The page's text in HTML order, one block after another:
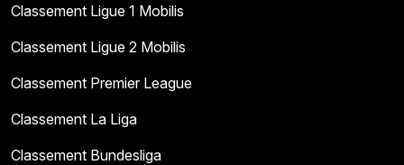
Classement Ligue 1 Mobilis
Classement Ligue 2 Mobilis
Classement Premier League
Classement La Liga
Classement Bundesliga